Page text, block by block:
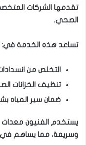
تقدمها الشركات
الصحي.
تساعد هذه الخدمة في:
التخلص من
تنظيف الخزانات
ضمان سير المياه
يستخدم الفنيون
وسريعة، مما يساهم في